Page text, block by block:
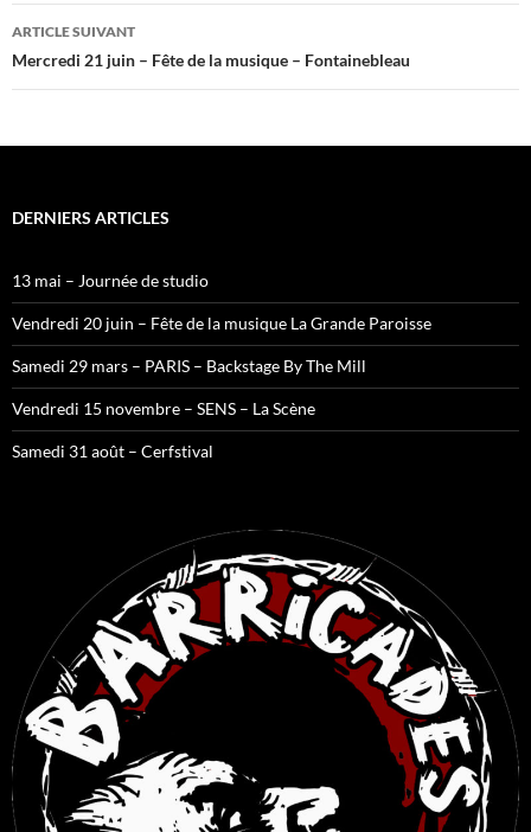
articles
ARTICLE SUIVANT
Mercredi 21 juin – Fête de la musique – Fontainebleau
DERNIERS ARTICLES
13 mai – Journée de studio
Vendredi 20 juin – Fête de la musique La Grande Paroisse
Samedi 29 mars – PARIS – Backstage By The Mill
Vendredi 15 novembre – SENS – La Scène
Samedi 31 août – Cerfstival